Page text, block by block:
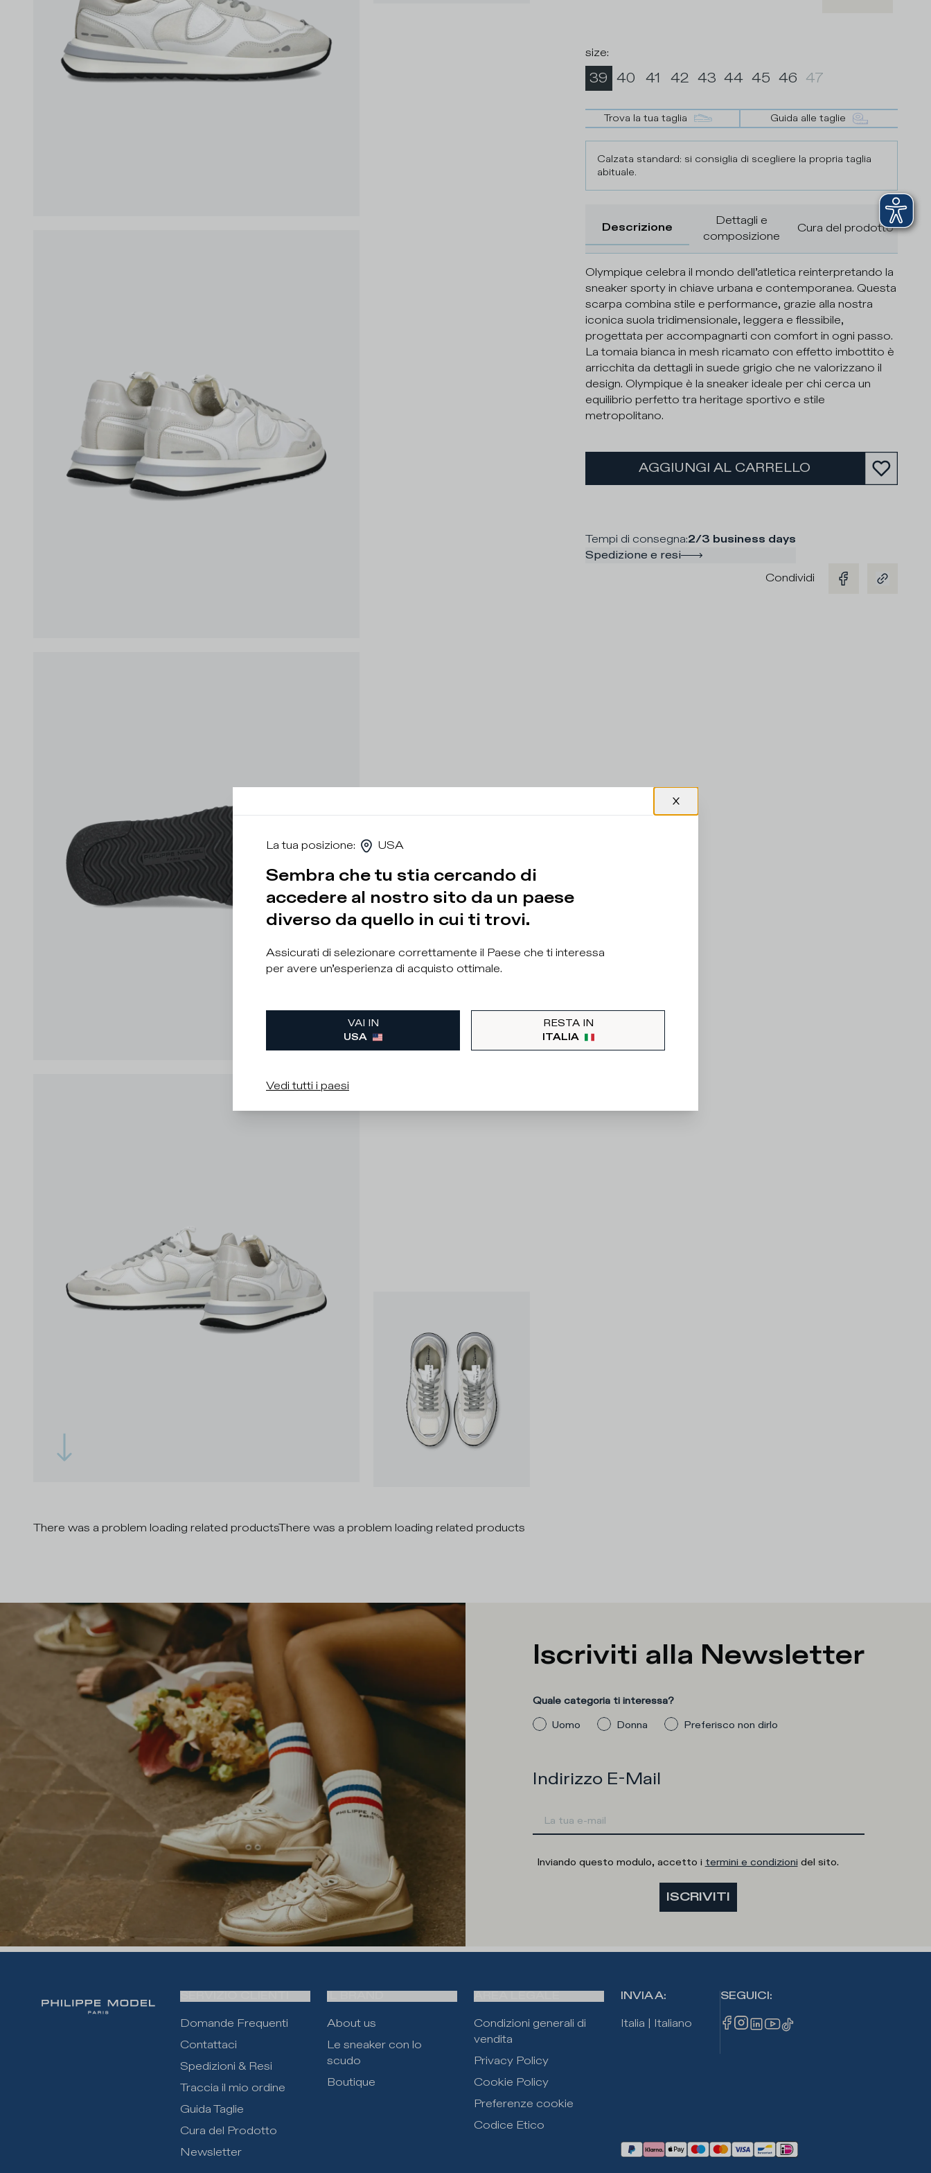
size:
39 40 41 42 43 44 45 46 47
Trova la tua taglia Guida alle taglie
Calzata standard: si consiglia di scegliere la propria taglia
abituale.
Descrizione
Dettagli e
composizione
Cura del prodotto
Olympique celebra il mondo dell’atletica reinterpretando la
sneaker sporty in chiave urbana e contemporanea. Questa
scarpa combina stile e performance, grazie alla nostra
iconica suola tridimensionale, leggera e flessibile,
progettata per accompagnarti con comfort in ogni passo.
La tomaia bianca in mesh ricamato con effetto imbottito è
arricchita da dettagli in suede grigio che ne valorizzano il
design. Olympique è la sneaker ideale per chi cerca un
equilibrio perfetto tra heritage sportivo e stile
metropolitano.
AGGIUNGI AL CARRELLO
Tempi di consegna:2/3 business days
Spedizione e resi
Condividi
There was a problem loading related productsThere was a problem loading related products
Iscriviti alla Newsletter
Quale categoria ti interessa?
Uomo
Donna Preferisco non dirlo
Indirizzo E-Mail
Inviando questo modulo, accetto i termini e condizioni del sito.
ISCRIVITI
Domande Frequenti
Contattaci
Spedizioni & Resi
Traccia il mio ordine
Guida Taglie
Cura del Prodotto
Newsletter
About us
Le sneaker con lo
scudo
Boutique
Condizioni generali di
vendita
Privacy Policy
Cookie Policy
Preferenze cookie
Codice Etico
INVIA A:
Italia
Italiano
SEGUICI:
La tua posizione: USA
Sembra che tu stia cercando di
accedere al nostro sito da un paese
diverso da quello in cui ti trovi.
Assicurati di selezionare correttamente il Paese che ti interessa
per avere un’esperienza di acquisto ottimale.
VAI IN
USA
RESTA IN
ITALIA
Vedi tutti i paesi